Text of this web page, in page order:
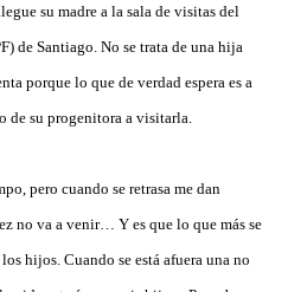
su madre a la sala de visitas del
de Santiago. No se trata de una hija
porque lo que de verdad espera es a
de su progenitora a visitarla.
pero cuando se retrasa me dan
no va a venir… Y es que lo que más se
hijos. Cuando se está afuera una no